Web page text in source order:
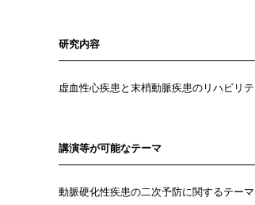
研究内容
虚血性心疾患と末梢動脈疾患のリハビリ
講演等が可能なテーマ
動脈硬化性疾患の二次予防に関するテーマ